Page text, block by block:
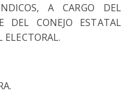
ACARGO DEL
DEL CONEJO ESTATAL